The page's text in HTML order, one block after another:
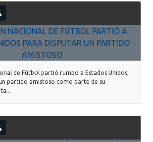
de Fútbol partió rumbo a Estados Unidos,
partido amistoso como parte de su